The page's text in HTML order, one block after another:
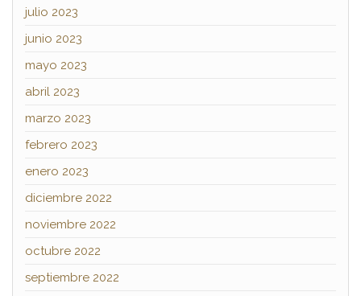
julio 2023
junio 2023
mayo 2023
abril 2023
marzo 2023
febrero 2023
enero 2023
diciembre 2022
noviembre 2022
octubre 2022
septiembre 2022